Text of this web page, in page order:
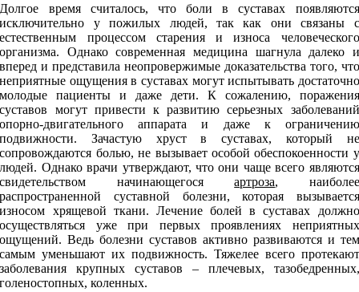
Долгое время считалось, что боли в суставах появляются
исключительно у пожилых людей, так как они связаны с
естественным процессом старения и износа человеческого
организма. Однако современная медицина шагнула далеко и
вперед и представила неопровержимые доказательства того, что
неприятные ощущения в суставах могут испытывать достаточно
молодые пациенты и даже дети. К сожалению, поражения
суставов могут привести к развитию серьезных заболеваний
опорно-двигательного аппарата и даже к ограничению
подвижности. Зачастую хруст в суставах, который не
сопровождаются болью, не вызывает особой обеспокоенности у
людей. Однако врачи утверждают, что они чаще всего являются
свидетельством начинающегосяартроза, наиболее
распространенной суставной болезни, которая вызывается
износом хрящевой ткани. Лечение болей в суставах должно
осуществляться уже при первых проявлениях неприятных
ощущений. Ведь болезни суставов активно развиваются и тем
самым уменьшают их подвижность. Тяжелее всего протекают
заболевания крупных суставов – плечевых, тазобедренных,
голеностопных, коленных.